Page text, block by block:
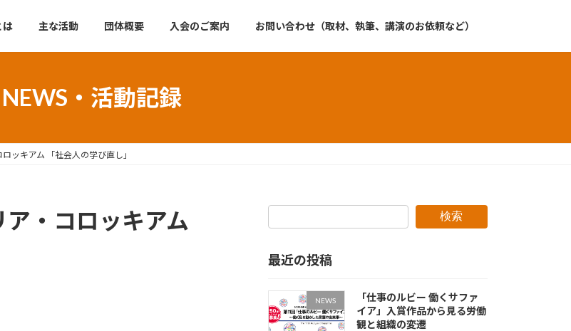
は 主な活動 団体概要 入会のご案内 お問い合わせ（取材、執筆、講演のお依頼など）
NEWS・活動記録
ッキアム 「社会人の学び直し」
・コロッキアム
検索
最近の投稿
NEWS
「仕事のルビー 働くサファ
イア」入賞作品から見る労働
観と組織の変遷